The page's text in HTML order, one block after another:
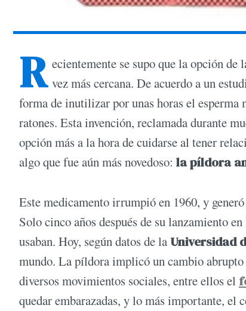
R ecientemente se supo que la opción de
vez más cercana. De acuerdo a un
forma de inutilizar por unas horas el
ratones. Esta invención, reclamada durante
opción más a la hora de cuidarse al tener
algo que fue aún más novedoso: la píldora
Este medicamento irrumpió en 1960, y
Solo cinco años después de su lanzamiento
usaban. Hoy, según datos de laUniversidad
mundo. La píldora implicó un cambio abrupto
diversos movimientos sociales, entre ellos el
quedar embarazadas, y lo más importante, el